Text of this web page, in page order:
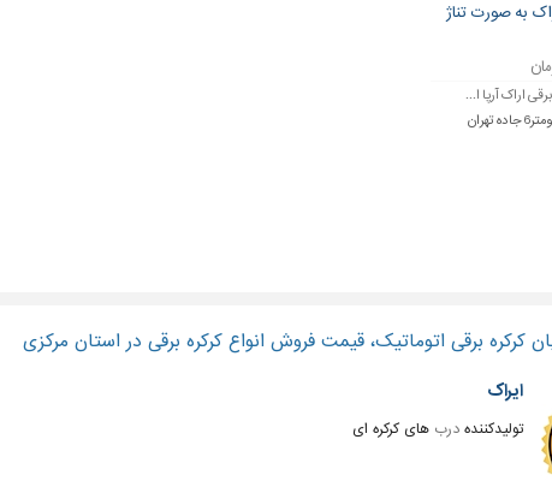
به صورت تناژ
اراک آرپا ا...
تهران
کرکره برقی اتوماتیک، قیمت فروش انواع کرکره برقی در استان مرکزی
ایراک
تولیدکننده درب های کرکره ای